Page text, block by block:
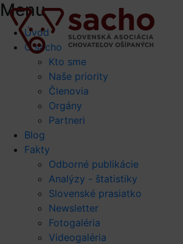
Menu
Úvod
O sacho
Kto sme
Naše priority
Členovia
Orgány
Partneri
Blog
Fakty
Odborné publikácie
Analýzy - štatistiky
Slovenské prasiatko
Newsletter
Fotogaléria
Videogaléria